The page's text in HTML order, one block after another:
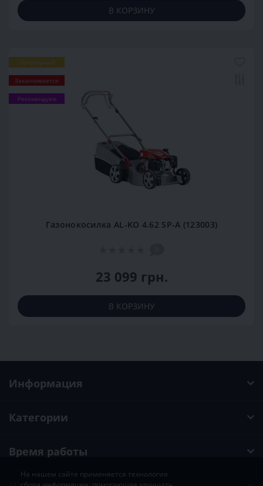
В КОРЗИНУ
Популярный
Заканчивается
Рекомендуем
Газонокосилка AL-KO 4.62 SP-A (123003)
23 099 грн.
В КОРЗИНУ
Информация
Категории
Время работы
На нашем сайте применяется технология